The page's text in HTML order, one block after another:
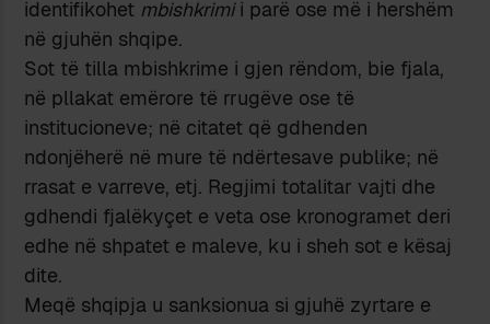
identifikohet mbishkrimii parë ose më i hershëm
në gjuhën shqipe.
Sot të tilla mbishkrime i gjen rëndom, bie fjala,
në pllakat emërore të rrugëve ose të
institucioneve; në citatet që gdhenden
ndonjëherë në mure të ndërtesave publike; në
rrasat e varreve, etj. Regjimi totalitar vajti dhe
gdhendi fjalëkyçet e veta ose kronogramet deri
edhe në shpatet e maleve, ku i sheh sot e kësaj
dite.
Meqë shqipja u sanksionua si gjuhë zyrtare e